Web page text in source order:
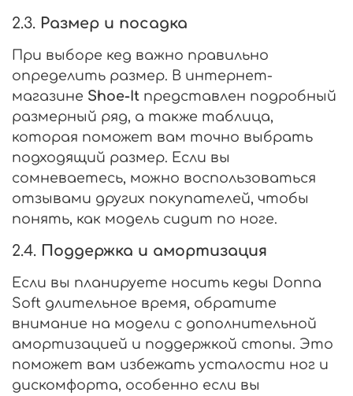
2.3. Размер и посадка
При выборе кед важно правильно
определить размер. В интернет-
магазине Shoe-It представлен подробный
размерный ряд, а также таблица,
которая поможет вам точно выбрать
подходящий размер. Если вы
сомневаетесь, можно воспользоваться
отзывами других покупателей, чтобы
понять, как модель сидит по ноге.
2.4. Поддержка и амортизация
Если вы планируете носить кеды Donna
Soft длительное время, обратите
внимание на модели с дополнительной
амортизацией и поддержкой стопы. Это
поможет вам избежать усталости ног и
дискомфорта, особенно если вы